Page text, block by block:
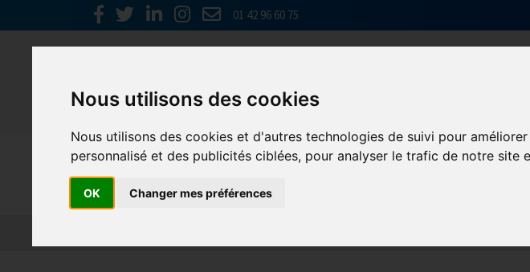
Nous utilisons des cookies
Nous utilisons des cookies et d'autres technologies de suivi pour
personnalisé et des publicités ciblées, pour analyser le trafic de notre site
OK Changer mes préférences
01 42 96 60 75
Emploi, Formation